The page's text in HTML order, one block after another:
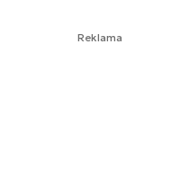
Reklama